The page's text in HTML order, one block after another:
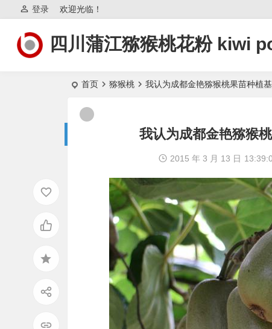
欢迎光临！
登录
四川蒲江猕猴桃花粉 kiwi
首页 猕猴桃 我认为成都金艳猕猴桃果苗种植
我认为成都金艳猕猴
2015 年 3 月 13 日